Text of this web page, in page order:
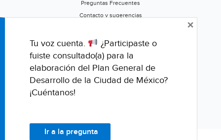
Preguntas Frecuentes
Contacto y sugerencias
Califica este portal
Tu voz cuenta.
¿Participaste o
fuiste consultado(a) para la
elaboración del Plan General de
Desarrollo de la Ciudad de México?
¡Cuéntanos!
Ir a la pregunta
×